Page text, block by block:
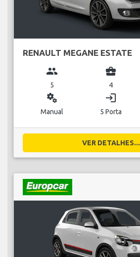
RENAULT MEGANE ESTATE
group
5
business_center
4
miscellaneous_services
Manual
login
5 Porta
VER DETALHES...